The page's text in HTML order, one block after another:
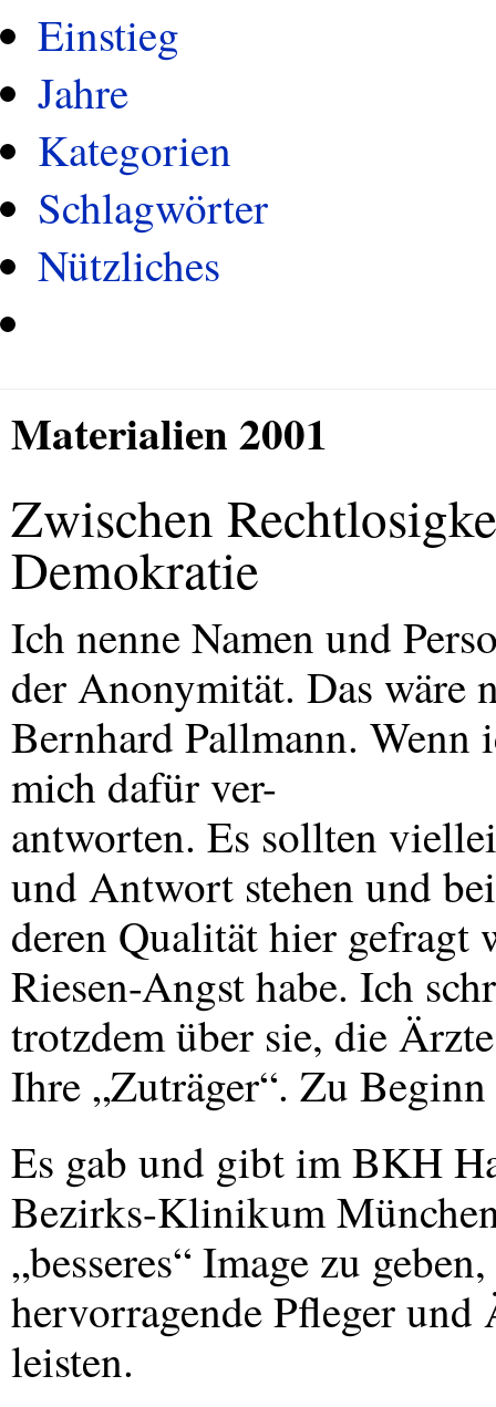
Einstieg
Jahre
Kategorien
Schlagwörter
Nützliches
Materialien 2001
Zwischen
Demokratie
Ich nenne Namen und
der Anonymität. Das wäre
Bernhard Pallmann. Wenn
mich dafür ver-
antworten. Es sollten
und Antwort stehen und
deren Qualität hier gefragt
Riesen-Angst habe. Ich
trotzdem über sie, die
Ihre „Zuträger“. Zu
Es gab und gibt imBKH
Bezirks-Klinikum
„besseres“ Image zu
hervorragende Pfleger
leisten.